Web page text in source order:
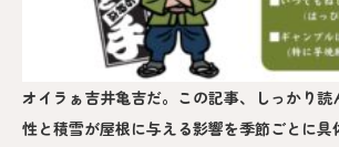
オイラぁ吉井亀吉だ。この記事、しっかり読
性と積雪が屋根に与える影響を季節ごとに